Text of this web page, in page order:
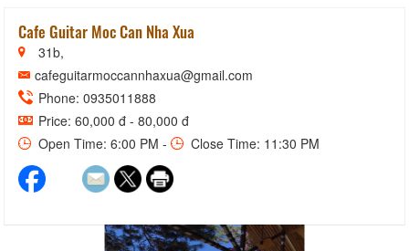
Cafe Guitar Moc Can Nha Xua
31b,
cafeguitarmoccannhaxua@gmail.com
Phone: 0935011888
Price: 60,000 đ - 80,000 đ
Open Time: 6:00 PM -
Close Time: 11:30 PM